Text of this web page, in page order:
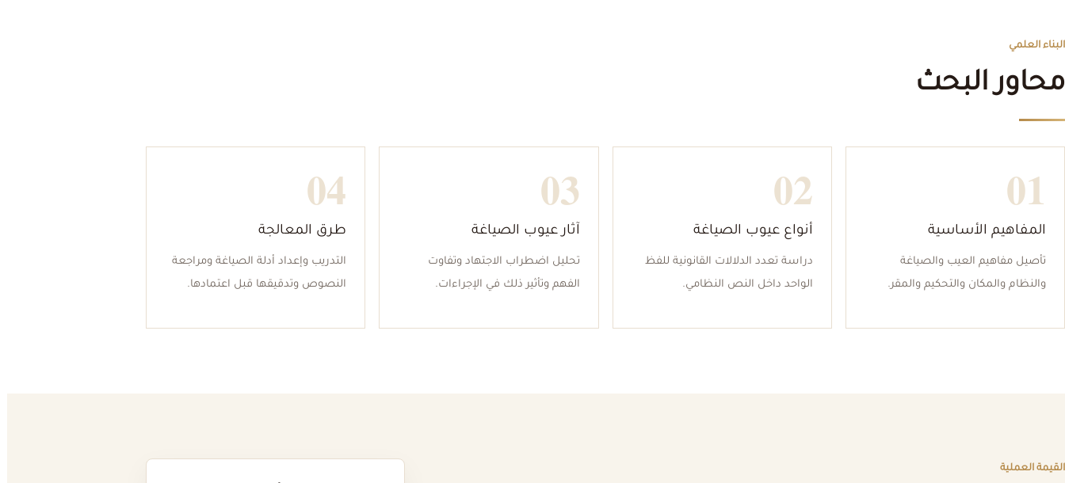
البناء العلمي
محاور البحث
01
المفاهيم الأساسية
تأصيل مفاهيم العيب والصياغة
والنظام والمكان والتحكيم والمقر.
02
أنواع عيوب الصياغة
دراسة تعدد الدلالات القانونية للفظ
الواحد داخل النص النظامي.
03
آثار عيوب الصياغة
تحليل اضطراب الاجتهاد وتفاوت
الفهم وتأثير ذلك في الإجراءات.
04
طرق المعالجة
التدريب وإعداد أدلة الصياغة ومراجعة
النصوص وتدقيقها قبل اعتمادها.
القيمة العملية